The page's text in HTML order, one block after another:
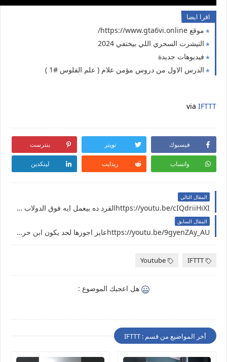
اقرا ايضا
موقع https://www.gta6vi.online/
التيشرت السحري اللي بيختفي 2024
فيديوهات جديدة
الدرس الاول من دروس مؤمن علام ( علم الفلوس #1 )
via IFTTT
فيسبوك تويتر بنترست
واتساب ريدايت لينكدين
المقال التالي
https://youtu.be/cIQdriiHiXIالقرد ده بيعمل ايه فوق الدولاب وطلع ازاي
المقال السابق
https://youtu.be/9gyenZAy_AUعايز اجوزها لحد يكون ابن حرام وميصونهاش
IFTTT
Youtube
هل اعجبك الموضوع :
أخر المواضيع من قسم : IFTTT